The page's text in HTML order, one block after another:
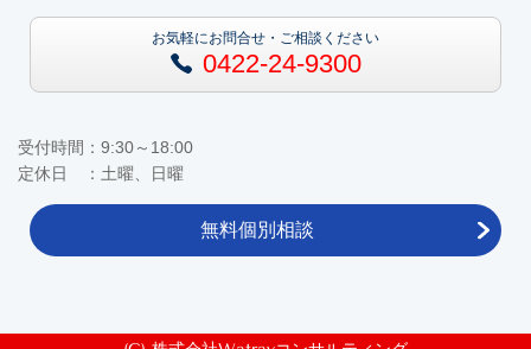
お気軽にお問合せ・ご相談ください
0422-24-9300
受付時間：9:30～18:00
定休日 ：土曜、日曜
無料個別相談